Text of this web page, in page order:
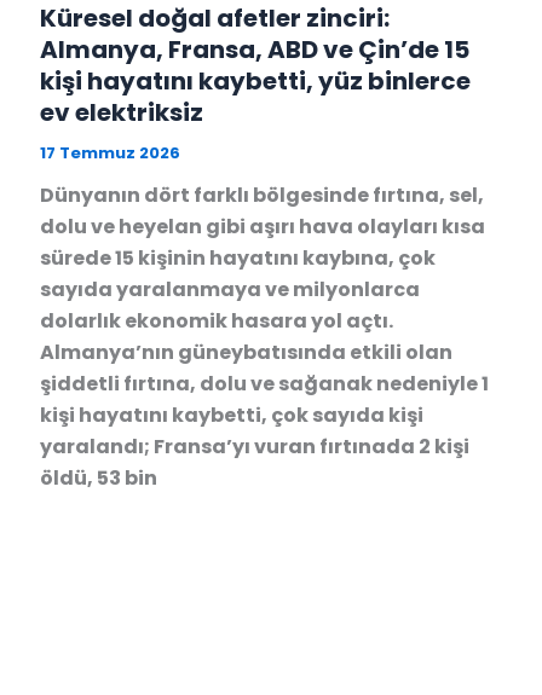
Küresel doğal afetler zinciri:
Almanya, Fransa, ABD ve Çin’de 15
kişi hayatını kaybetti, yüz binlerce
ev elektriksiz
17 Temmuz 2026
Dünyanın dört farklı bölgesinde fırtına, sel,
dolu ve heyelan gibi aşırı hava olayları kısa
sürede 15 kişinin hayatını kaybına, çok
sayıda yaralanmaya ve milyonlarca
dolarlık ekonomik hasara yol açtı.
Almanya’nın güneybatısında etkili olan
şiddetli fırtına, dolu ve sağanak nedeniyle 1
kişi hayatını kaybetti, çok sayıda kişi
yaralandı; Fransa’yı vuran fırtınada 2 kişi
öldü, 53 bin